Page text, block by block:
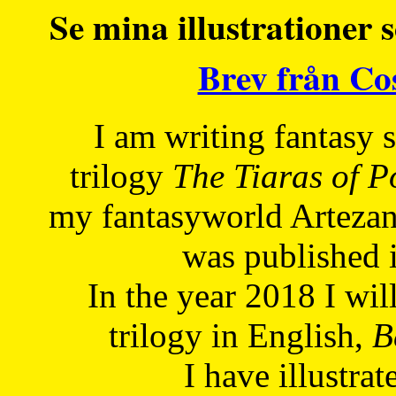
Se mina illustrationer
Brev från
I am writing fantasy
trilogy The Tiaras of
my fantasyworld
was published
In the year 2018 I
trilogy in English,
I have